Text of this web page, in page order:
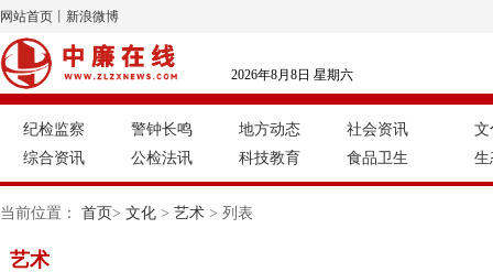
网站首页 新浪微博
2026年8月8日 星期六
纪检监察 警钟长鸣 地方动态
社会资讯
综合资讯
公检法讯 科技教育 食品卫生
文
生
当前位置： 首页> 文化 > 艺术 > 列表
艺术